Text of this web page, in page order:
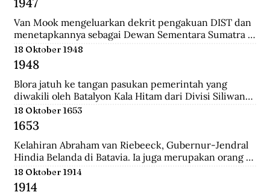
seluruh rakyat.
Siantar. Anggota laskar bahkan mencari senjata yang
dibuang Jepang ke dasar laut, dekat pelabuhan
Belawan.
Van Mook mengeluarkan dekrit pengakuan DIST dan
menetapkannya sebagai Dewan Sementara Sumatra
Timur. Republik mengecam pembentukan NST,
menyebut para pemimpinnya sebagai “boneka”
Belanda. Untuk menghalau propaganda Republik, NST
membuat suratkabar Mestika dan majalah Medan
Buletin. Program utama NST dalam sektor ekonomi
adalah pemulihan kembali perkebunan dan hak
istimewa penduduk asli atas tanah.
18 Oktober 1948
1948
Blora jatuh ke tangan pasukan pemerintah yang
diwakili oleh Batalyon Kala Hitam dari Divisi Siliwangi.
Seperti biasanya, saat pembebasan sebuah kawasan,
terdapat sejumlah musuh yang menjadi tawanan.
Salah seorang tawanan terlihat bersikap menantang
dan seolah tak mau menyerah.
18 Oktober 1653
1653
Kelahiran Abraham van Riebeeck, Gubernur-Jendral
Hindia Belanda di Batavia. Ia juga merupakan orang
yang memulai perkebunan kopi pertama di Jawa
Barat.
18 Oktober 1914
1914